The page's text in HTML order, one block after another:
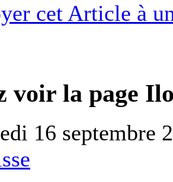
voir la page
16 septembre